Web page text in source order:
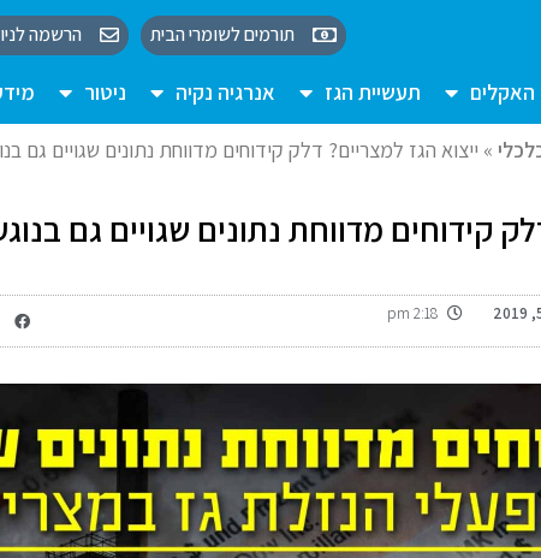
תורמים לשומרי הבית הרשמה
תעשיית הגז אנרגיה נקיה ניטור
» ייצוא הגז למצריים? דלק קידוחים מדווחת נתונים שגויים גם
קידוחים מדווחת נתונים שגויים גם
2:18 pm